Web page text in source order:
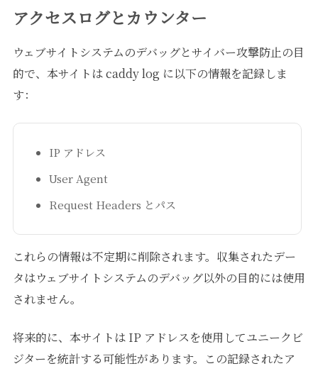
アクセスログとカウンター
ウェブサイトシステムのデバッグとサイバー攻撃防止の目
的で、本サイトは caddy log に以下の情報を記録しま
す：
IP アドレス
User Agent
Request Headers とパス
これらの情報は不定期に削除されます。収集されたデー
タはウェブサイトシステムのデバッグ以外の目的には使用
されません。
将来的に、本サイトは IP アドレスを使用してユニークビ
ジターを統計する可能性があります。この記録されたア